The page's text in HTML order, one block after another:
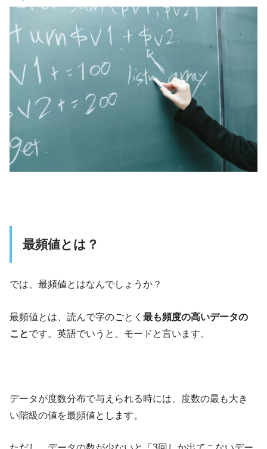
最頻値とは？
では、最頻値とはなんでしょうか？
最頻値とは、読んで字のごとく最も頻度の高いデータの
ことです。英語でいうと、モードと言います。
データが度数分布で与えられる時には、度数の最も大き
い階級の値を最頻値とします。